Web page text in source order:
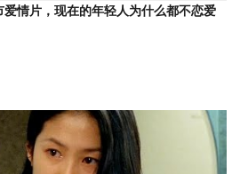
爱情片，现在的年轻人为什么都不恋爱